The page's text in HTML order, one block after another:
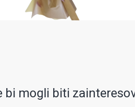
bi mogli biti